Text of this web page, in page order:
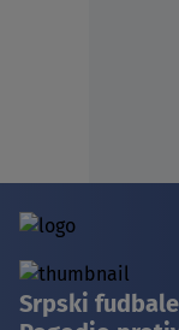
Srpski